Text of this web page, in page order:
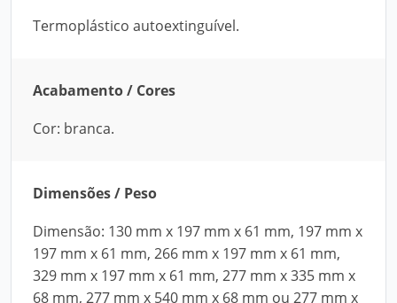
Termoplástico autoextinguível.
Acabamento / Cores
Cor: branca.
Dimensões / Peso
Dimensão: 130 mm x 197 mm x 61 mm, 197 mm x
197 mm x 61 mm, 266 mm x 197 mm x 61 mm,
329 mm x 197 mm x 61 mm, 277 mm x 335 mm x
68 mm, 277 mm x 540 mm x 68 mm ou 277 mm x